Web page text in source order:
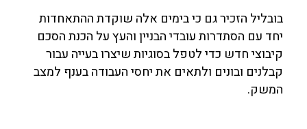
בובליל הזכיר גם כי בימים אלה שוקדת ההתאחדות
יחד עם הסתדרות עובדי הבניין והעץ על הכנת הסכם
קיבוצי חדש כדי לטפל בסוגיות שיצרו בעייה עבור
קבלנים ובונים ולתאים את יחסי העבודה בענף למצב
המשק.